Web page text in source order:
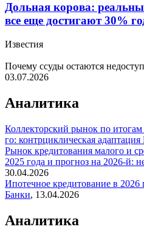
Дольная корова:
все еще достигают 30%
Известия
Почему ссуды остаются
03.07.2026
Аналитика
Коллекторский рынок по
го: контрциклическая адаптация
Рынок кредитования малого и
2025 года и прогноз на 2026-й:
30.04.2026
Ипотечное кредитование в 2026
Банки, 13.04.2026
Аналитика